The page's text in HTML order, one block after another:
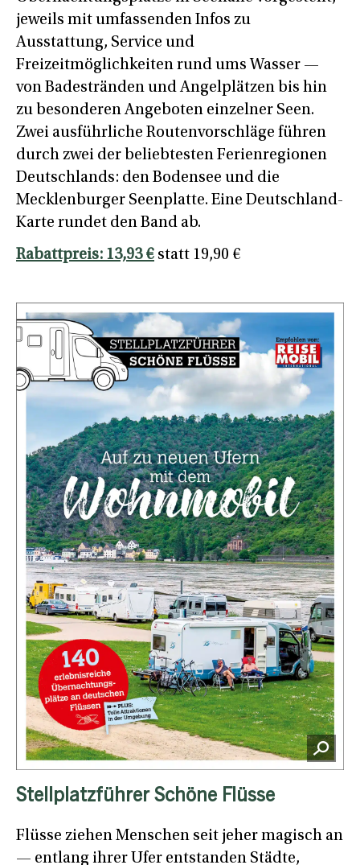
jeweils mit umfassenden Infos zu
Ausstattung, Service und
Freizeitmöglichkeiten rund ums Wasser —
von Badestränden und Angelplätzen bis hin
zu besonderen Angeboten einzelner Seen.
Zwei ausführliche Routenvorschläge führen
durch zwei der beliebtesten Ferienregionen
Deutschlands: den Bodensee und die
Mecklenburger Seenplatte. Eine Deutschland-
Karte rundet den Band ab.
Rabattpreis: 13,93 € statt 19,90 €
Stellplatzführer Schöne Flüsse
Flüsse ziehen Menschen seit jeher magisch an
— entlang ihrer Ufer entstanden Städte,